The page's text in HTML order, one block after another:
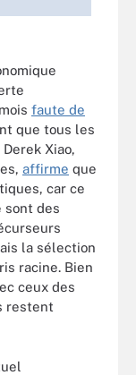
faute de
que tous les
Xiao,
affirme que
car ce
sont des
la sélection
racine. Bien
ceux des
restent